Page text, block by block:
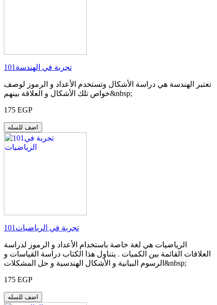
101تجربة في الهندسة
تعتبر الهندسة هي دراسة الأشكال وتستخدم الأعداد و الرموز لوصف
خواص تلك الأشكال و العلاقة بينهم&nbsp;
175 EGP
اضف للسله
101تجربة في الرياضيات
الرياضيات هي لغة خاصة باستخدام الأعداد و الرموز لدراسة
العلاقات القائمة بين الكميات . يتناول هذا الكتاب دراسة القياسات و
الرسوم البيانية و الأشكال الهندسية و حل المشكلات&nbsp;
175 EGP
اضف للسله